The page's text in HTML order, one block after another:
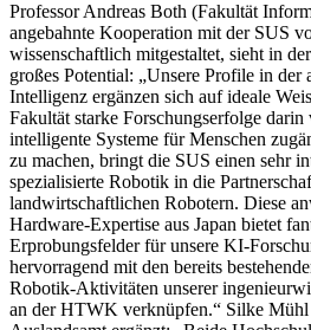
Professor Andreas Both (Fakultät
angebahnte Kooperation mit der SUS
wissenschaftlich mitgestaltet, sieht in
großes Potential: „Unsere Profile in der
Intelligenz ergänzen sich auf ideale
Fakultät starke Forschungserfolge
intelligente Systeme für Menschen
zu machen, bringt die SUS einen sehr
spezialisierte Robotik in die
landwirtschaftlichen Robotern. Diese
Hardware-Expertise aus Japan bietet
Erprobungsfelder für unsere KI-
hervorragend mit den bereits
Robotik-Aktivitäten unserer
an der HTWK verknüpfen.“ Silke Mühl